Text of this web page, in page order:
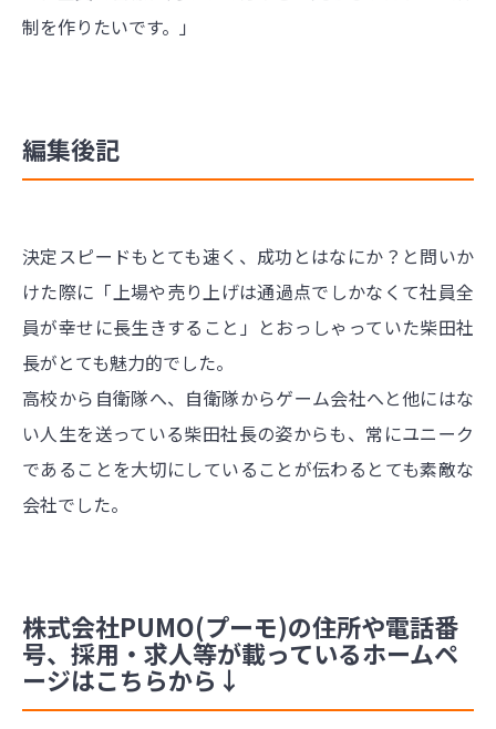
制を作りたいです。」
編集後記
決定スピードもとても速く、成功とはなにか？と問いか
けた際に「上場や売り上げは通過点でしかなくて社員全
員が幸せに長生きすること」とおっしゃっていた柴田社
長がとても魅力的でした。
高校から自衛隊へ、自衛隊からゲーム会社へと他にはな
い人生を送っている柴田社長の姿からも、常にユニーク
であることを大切にしていることが伝わるとても素敵な
会社でした。
株式会社PUMO(プーモ)の住所や電話番
号、採用・求人等が載っているホームペ
ージはこちらから↓